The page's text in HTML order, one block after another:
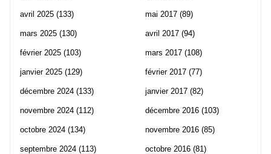
avril 2025 (133)
mars 2025 (130)
février 2025 (103)
janvier 2025 (129)
décembre 2024 (133)
novembre 2024 (112)
octobre 2024 (134)
septembre 2024 (113)
mai 2017 (89)
avril 2017 (94)
mars 2017 (108)
février 2017 (77)
janvier 2017 (82)
décembre 2016 (103)
novembre 2016 (85)
octobre 2016 (81)